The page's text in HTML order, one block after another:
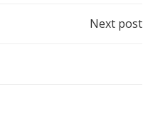
Next post